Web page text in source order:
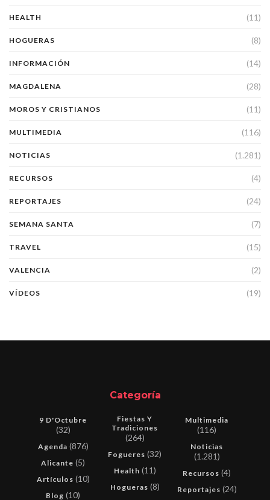
HEALTH (11)
HOGUERAS (8)
INFORMACIÓN (14)
MAGDALENA (28)
MOROS Y CRISTIANOS (11)
MULTIMEDIA (116)
NOTICIAS (1.281)
RECURSOS (4)
REPORTAJES (24)
SEMANA SANTA (7)
TRAVEL (15)
VALENCIA (2)
VÍDEOS (19)
Categoría
9 D'Octubre
(32)
Agenda (876)
Alicante (5)
Artículos (10)
Blog (10)
Fiestas Y
Tradiciones
(264)
Fogueres (32)
Health (11)
Hogueras (8)
Multimedia
(116)
Noticias
(1.281)
Recursos (4)
Reportajes (24)